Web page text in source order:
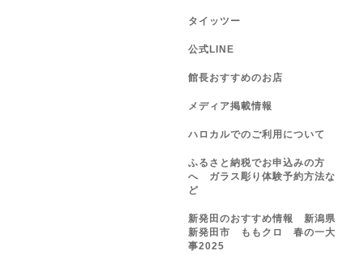
タイッツー
公式LINE
館長おすすめのお店
メディア掲載情報
ハロカルでのご利用について
ふるさと納税でお申込みの方
へ ガラス彫り体験予約方法な
ど
新発田のおすすめ情報 新潟県
新発田市 ももクロ 春の一大
事2025